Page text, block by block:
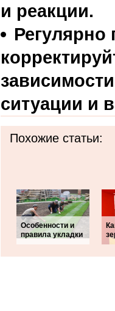
и реакции.
Регулярно
ситуации и
Похожие статьи:
Особенности и
правила укладки